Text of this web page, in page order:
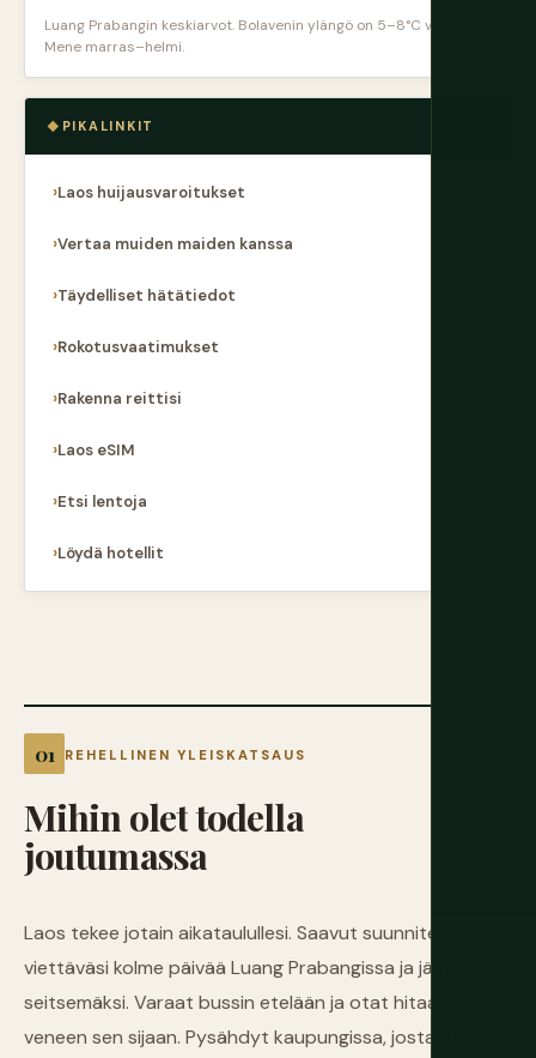
REHELLINEN YLEISKATSAUS
Mihin olettodella
joutumassa
Laos tekee jotain aikataulullesi. Saavut suunnitellen
viettäväsi kolme päivää Luang Prabangissa ja jäät
seitsemäksi. Varaat bussin etelään ja otat hitaan
veneen sen sijaan. Pysähdyt kaupungissa, josta et ole
Luang Prabangin keskiarvot. Bolavenin ylängö on 5–8°C viileämpi.
Mene marras–helmi.
PIKALINKIT
Laos huijausvaroitukset
Vertaa muiden maiden kanssa
Täydelliset hätätiedot
Rokotusvaatimukset
Rakenna reittisi
Laos eSIM
Etsi lentoja
Löydä hotellit